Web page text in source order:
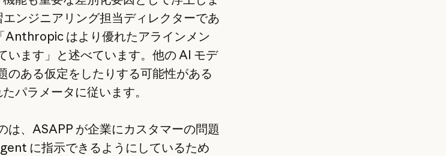
ンジニアリング担当ディレクターであ
はより優れたアラインメン
います」と述べています。他の AI モデ
のある仮定をしたりする可能性がある
パラメータに従います。
は、ASAPP が企業にカスタマーの問題
に指示できるようにしているため